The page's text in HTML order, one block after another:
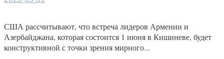
США рассчитывают, что встреча лидеров Армении и
Азербайджана, которая состоится 1 июня в Кишиневе, будет
конструктивной с точки зрения мирного...